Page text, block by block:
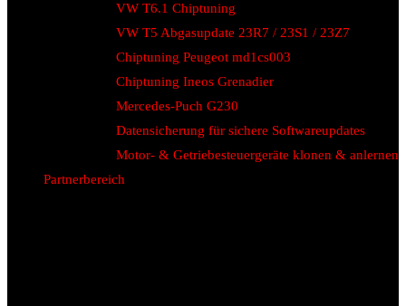
VW T6.1 Chiptuning
VW T5 Abgasupdate 23R7 / 23S1 / 23Z7
Chiptuning Peugeot md1cs003
Chiptuning Ineos Grenadier
Mercedes-Puch G230
Datensicherung für sichere Softwareupdates
Motor- & Getriebesteuergeräte klonen & anlernen
Partnerbereich